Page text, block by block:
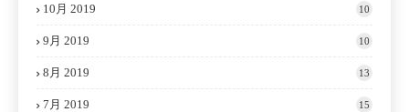
10月 2019 10
9月 2019 10
8月 2019 13
7月 2019 15